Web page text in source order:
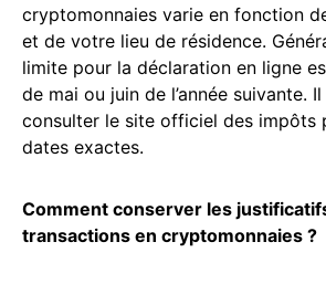
cryptomonnaies varie en fonction
et de votre lieu de résidence.
limite pour la déclaration en ligne
de mai ou juin de l’année suivante.
consulter le site officiel des impôts
dates exactes.
Comment conserver les
transactions en cryptomonnaies ?